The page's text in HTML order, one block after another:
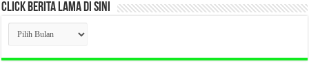
CLICK BERITA LAMA DI SINI
CLICK
BERITA
LAMA
DI